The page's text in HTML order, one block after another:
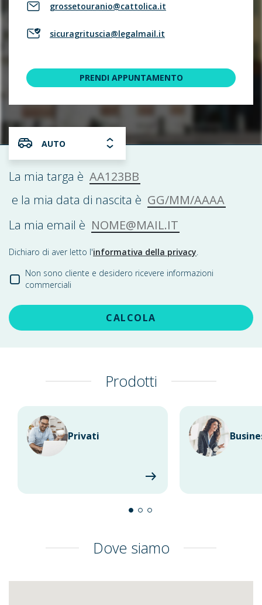
grossetouranio@cattolica.it
sicuragrituscia@legalmail.it
PRENDI APPUNTAMENTO
AUTO
La mia targa è AA123BB
e la mia data di nascita è GG/MM/AAAA
La mia email è NOME@MAIL.IT
Dichiaro di aver letto l'informativa della privacy.
Non sono cliente e desidero ricevere informazioni
commerciali
CALCOLA
Prodotti
Privati
Dove siamo